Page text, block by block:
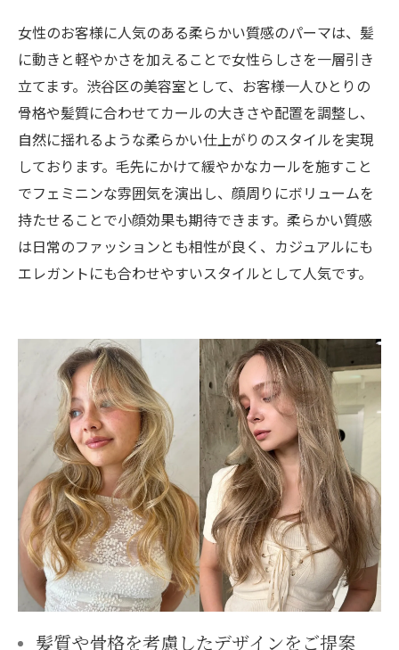
女性のお客様に人気のある柔らかい質感のパーマは、髪
に動きと軽やかさを加えることで女性らしさを一層引き
立てます。渋谷区の美容室として、お客様一人ひとりの
骨格や髪質に合わせてカールの大きさや配置を調整し、
自然に揺れるような柔らかい仕上がりのスタイルを実現
しております。毛先にかけて緩やかなカールを施すこと
でフェミニンな雰囲気を演出し、顔周りにボリュームを
持たせることで小顔効果も期待できます。柔らかい質感
は日常のファッションとも相性が良く、カジュアルにも
エレガントにも合わせやすいスタイルとして人気です。
髪質や骨格を考慮したデザインをご提案